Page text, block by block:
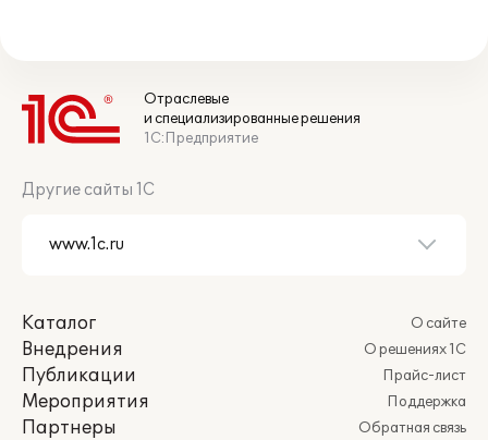
Отраслевые
и специализированные решения
1С:Предприятие
Другие сайты 1С
Каталог
Внедрения
Публикации
Мероприятия
Партнеры
О сайте
О решениях 1С
Прайс-лист
Поддержка
Обратная связь